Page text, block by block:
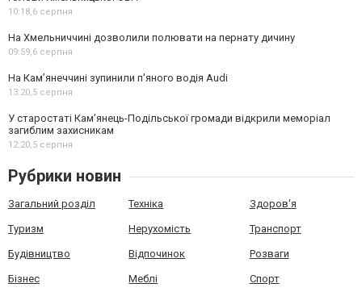
10:18,6 серпня
На Хмельниччині дозволили полювати на пернату дичину
09:59,6 серпня
На Камʼянеччині зупинили п'яного водія Audi
13:20,5 серпня
У старостаті Кам’янець-Подільської громади відкрили меморіал
загиблим захисникам
12:20,5 серпня
Рубрики новин
Загальний розділ Техніка Здоров'я
Туризм Нерухомість Транспорт
Будівництво Відпочинок Розваги
Бізнес Меблі Спорт